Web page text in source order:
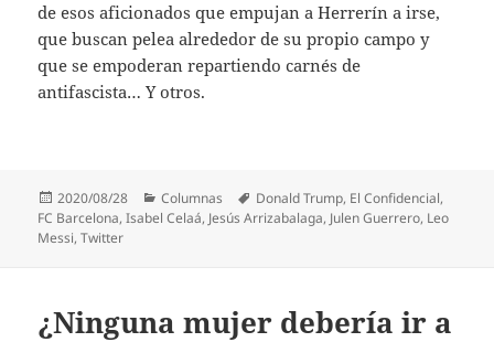
de esos aficionados que empujan a Herrerín a irse,
que buscan pelea alrededor de su propio campo y
que se empoderan repartiendo carnés de
antifascista… Y otros.
Publicado
el
2020/08/28 Categorías
Columnas Etiquetas
Donald Trump, El Confidencial,
FC Barcelona,Isabel Celaá, Jesús Arrizabalaga, Julen Guerrero, Leo
Messi,Twitter
¿Ninguna mujer debería ir a